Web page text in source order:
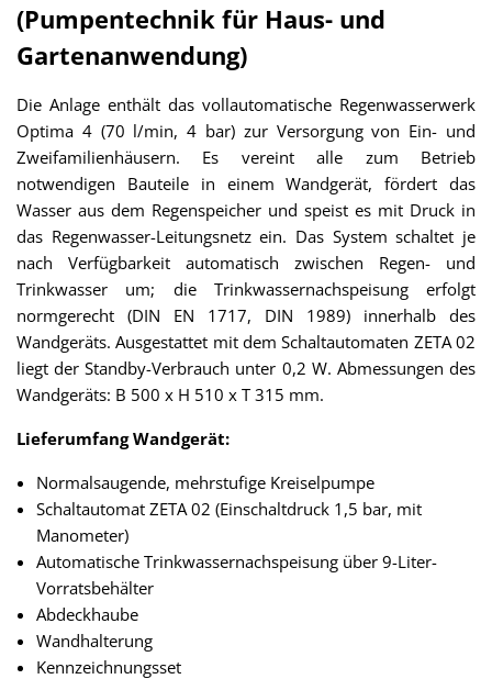
(Pumpentechnik für Haus- und
Gartenanwendung)
Die Anlage enthält das vollautomatische Regenwasserwerk
Optima 4 (70 l/min, 4 bar) zur Versorgung von Ein- und
Zweifamilienhäusern. Es vereint alle zum Betrieb
notwendigen Bauteile in einem Wandgerät, fördert das
Wasser aus dem Regenspeicher und speist es mit Druck in
das Regenwasser-Leitungsnetz ein. Das System schaltet je
nach Verfügbarkeit automatisch zwischen Regen- und
Trinkwasser um; die Trinkwassernachspeisung erfolgt
normgerecht (DIN EN 1717, DIN 1989) innerhalb des
Wandgeräts. Ausgestattet mit dem Schaltautomaten ZETA 02
liegt der Standby-Verbrauch unter 0,2 W. Abmessungen des
Wandgeräts: B 500 x H 510 x T 315 mm.
Lieferumfang Wandgerät:
Normalsaugende, mehrstufige Kreiselpumpe
Schaltautomat ZETA 02 (Einschaltdruck 1,5 bar, mit
Manometer)
Automatische Trinkwassernachspeisung über 9-Liter-
Vorratsbehälter
Abdeckhaube
Wandhalterung
Kennzeichnungsset